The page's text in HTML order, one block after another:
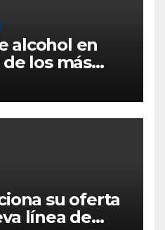
alcohol en
los más
su oferta
línea de